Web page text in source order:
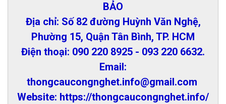
BẢO
Địa chỉ: Số 82 đường Huỳnh Văn Nghệ,
Phường 15, Quận Tân Bình, TP. HCM
Điện thoại: 090 220 8925 - 093 220 6632.
Email:
thongcaucongnghet.info@gmail.com
Website: https://thongcaucongnghet.info/